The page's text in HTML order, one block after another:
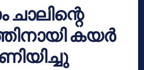
കയര്‍